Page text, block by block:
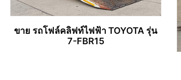
ขาย รถโฟล์คลิฟท์ไฟฟ้า TOYOTA รุ่น
7-FBR15